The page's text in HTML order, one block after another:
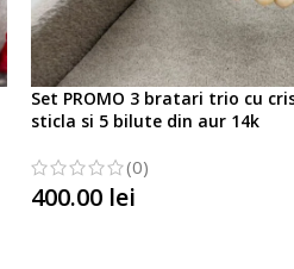
Set PROMO 3 bratari trio cu
sticla si 5 bilute din aur 14k
(0)
400.00 lei